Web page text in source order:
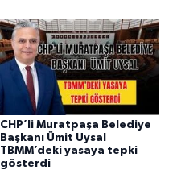
CHP’li Muratpaşa Belediye
Başkanı Ümit Uysal
TBMM’deki yasaya tepki
gösterdi